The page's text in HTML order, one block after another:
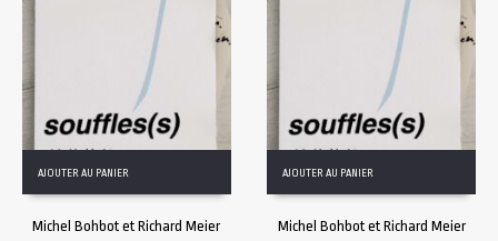
AJOUTER AU PANIER
Michel Bohbot et Richard Meier
AJOUTER AU PANIER
Michel Bohbot et Richard Meier